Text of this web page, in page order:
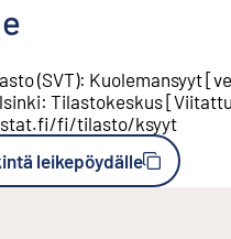
(SVT): Kuolemansyyt [
: Tilastokeskus [Viitattu
fi/tilasto/ksyyt
leikepöydälle